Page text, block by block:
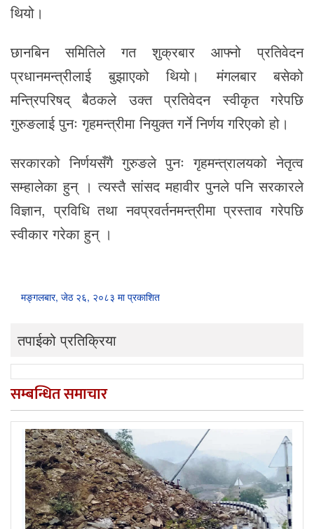
थियो।
छानबिन समितिले गत शुक्रबार आफ्नो प्रतिवेदन
प्रधानमन्त्रीलाई बुझाएको थियो। मंगलबार बसेको
मन्त्रिपरिषद् बैठकले उक्त प्रतिवेदन स्वीकृत गरेपछि
गुरुङलाई पुनः गृहमन्त्रीमा नियुक्त गर्ने निर्णय गरिएको हो।
सरकारको निर्णयसँगै गुरुङले पुनः गृहमन्त्रालयको नेतृत्व
सम्हालेका हुन् । त्यस्तै सांसद महावीर पुनले पनि सरकारले
विज्ञान, प्रविधि तथा नवप्रवर्तनमन्त्रीमा प्रस्ताव गरेपछि
स्वीकार गरेका हुन् ।
मङ्गलबार, जेठ २६, २०८३ मा प्रकाशित
तपाईको प्रतिक्रिया
सम्बन्धित समाचार